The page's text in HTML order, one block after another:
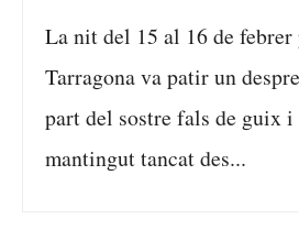
La nit del 15 al 16 de febrer
Tarragona va patir un
part del sostre fals de guix i
mantingut tancat des...